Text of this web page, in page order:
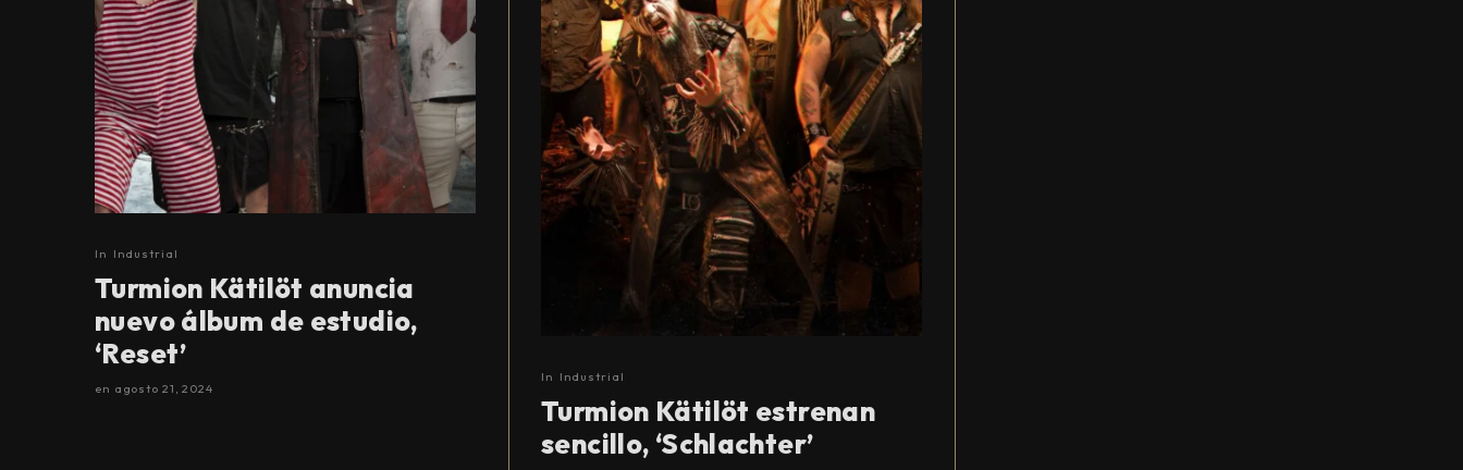
In Industrial
Turmion Kätilöt anuncia
nuevo álbum de estudio,
‘Reset’
en agosto 21, 2024
In Industrial
Turmion Kätilöt estrenan
sencillo, ‘Schlachter’